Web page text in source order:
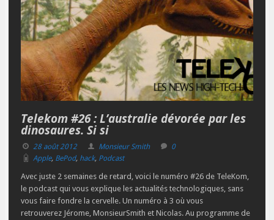
Telekom #26 : L’australie dévorée par les
dinosaures. Si si
28 août 2012 Monsieur Smith
0
Apple, BePod, hack, Podcast
Avec juste 2 semaines de retard, voici le numéro #26 de TeleKom,
le podcast qui vous explique les actualités technologiques, sans
vous faire fondre la cervelle. Un numéro à 3 où vous
retrouverez Jérome, MonsieurSmith et Nicolas. Au programme de